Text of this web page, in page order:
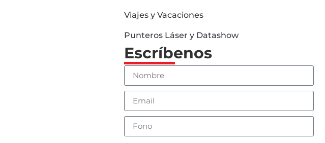
Viajes y Vacaciones
Punteros Láser y Datashow
Escríbenos